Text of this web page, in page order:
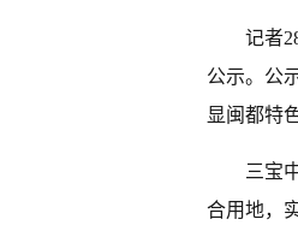
记者
公示。公
显闽都特
三宝
合用地，